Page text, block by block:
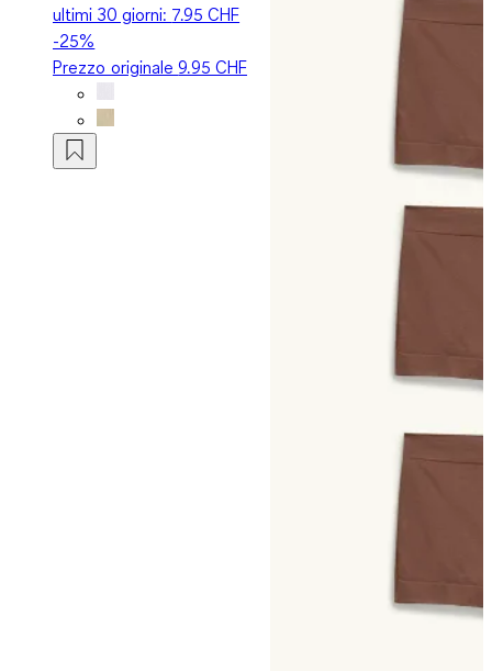
ultimi 30 giorni: 7.95 CHF
-25%
Prezzo originale9.95 CHF